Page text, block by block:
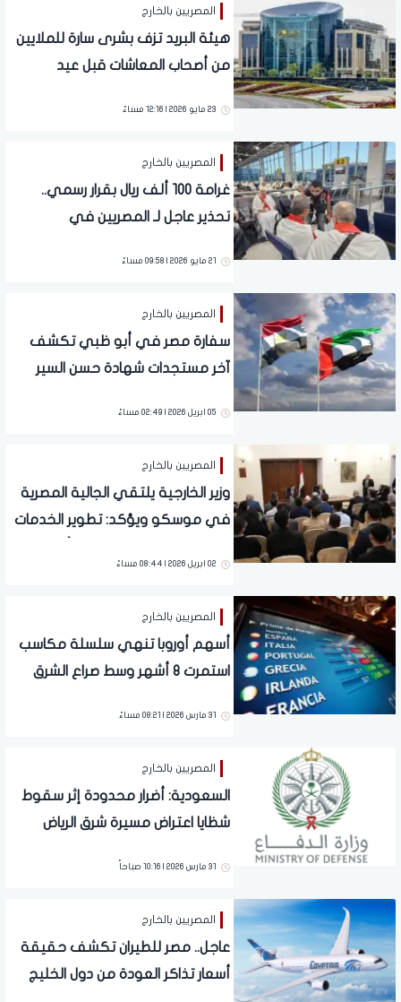
المصريين بالخارج
هيئة البريد تزف بشرى سارة للملايين
من أصحاب المعاشات قبل عيد
23 مايو 2026 | 12:16 مساءً
المصريين بالخارج
غرامة 100 ألف ريال بقرار رسمي..
تحذير عاجل لـ المصريين في
21 مايو 2026 | 09:58 مساءً
المصريين بالخارج
سفارة مصر في أبو ظبي تكشف
آخر مستجدات شهادة حسن السير
05 ابريل 2026 | 02:49 مساءً
المصريين بالخارج
وزير الخارجية يلتقي الجالية المصرية
في موسكو ويؤكد: تطوير الخدمات
02 ابريل 2026 | 08:44 مساءً
المصريين بالخارج
أسهم أوروبا تنهي سلسلة مكاسب
استمرت 8 أشهر وسط صراع الشرق
31 مارس 2026 | 08:21 مساءً
المصريين بالخارج
السعودية: أضرار محدودة إثر سقوط
شظايا اعتراض مسيرة شرق الرياض
31 مارس 2026 | 10:16 صباحاً
المصريين بالخارج
عاجل.. مصر للطيران تكشف حقيقة
أسعار تذاكر العودة من دول الخليج